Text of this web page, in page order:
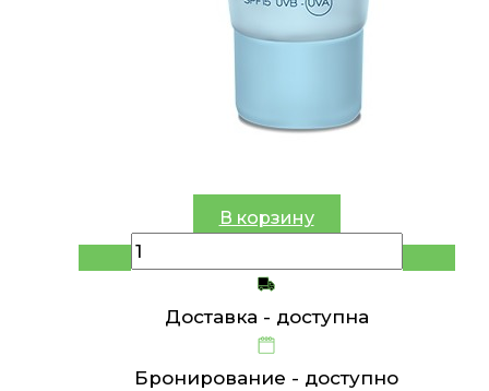
В корзину
Доставка - доступна
Бронирование - доступно